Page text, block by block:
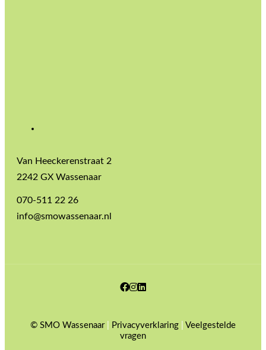
Van Heeckerenstraat 2
2242 GX Wassenaar
070-511 22 26
info@smowassenaar.nl
Facebook
Instagram
© SMO Wassenaar| Privacyverklaring
Veelgestelde
vragen